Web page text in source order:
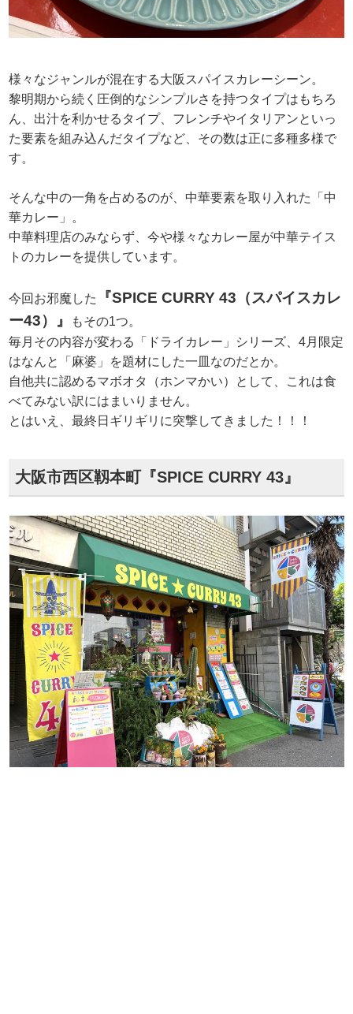
様々なジャンルが混在する大阪スパイスカレーシーン。
黎明期から続く圧倒的なシンプルさを持つタイプはもちろ
ん、出汁を利かせるタイプ、フレンチやイタリアンといっ
た要素を組み込んだタイプなど、その数は正に多種多様で
す。
そんな中の一角を占めるのが、中華要素を取り入れた「中
華カレー」。
中華料理店のみならず、今や様々なカレー屋が中華テイス
トのカレーを提供しています。
今回お邪魔した
『SPICE CURRY 43（スパイスカレ
ー43）』
もその1つ。
毎月その内容が変わる「ドライカレー」シリーズ、4月限定
はなんと「麻婆」を題材にした一皿なのだとか。
自他共に認めるマボオタ（ホンマかい）として、これは食
べてみない訳にはまいりません。
とはいえ、最終日ギリギリに突撃してきました！！！
大阪市西区靱本町『SPICE CURRY 43』